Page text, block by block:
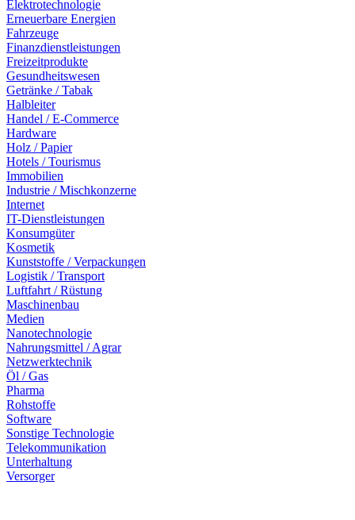
Elektrotechnologie
Erneuerbare Energien
Fahrzeuge
Finanzdienstleistungen
Freizeitprodukte
Gesundheitswesen
Getränke / Tabak
Halbleiter
Handel / E-Commerce
Hardware
Holz / Papier
Hotels / Tourismus
Immobilien
Industrie / Mischkonzerne
Internet
IT-Dienstleistungen
Konsumgüter
Kosmetik
Kunststoffe / Verpackungen
Logistik / Transport
Luftfahrt / Rüstung
Maschinenbau
Medien
Nanotechnologie
Nahrungsmittel / Agrar
Netzwerktechnik
Öl / Gas
Pharma
Rohstoffe
Software
Sonstige Technologie
Telekommunikation
Unterhaltung
Versorger